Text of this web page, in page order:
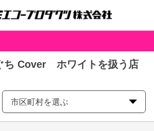
ち Cover ホワイトを扱う店
市区町村を選ぶ